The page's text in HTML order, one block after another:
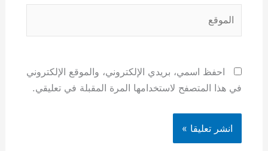
احفظ اسمي، بريدي الإلكتروني، والموقع الإلكتروني
في هذا المتصفح لاستخدامها المرة المقبلة في تعليقي.